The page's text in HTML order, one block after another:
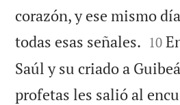
corazón, y ese mismo
todas esas señales. 

10
Saúl y su criado a
profetas les salió al